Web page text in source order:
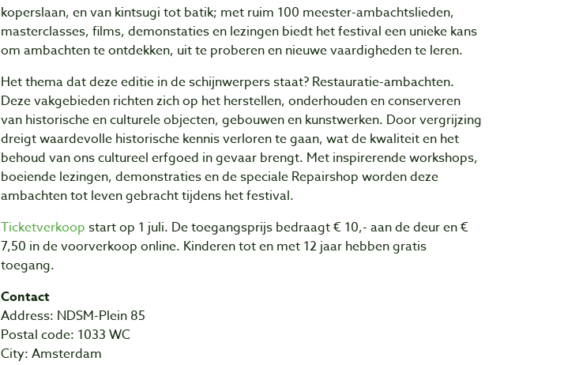
koperslaan, en van kintsugi tot batik; met ruim 100 meester-ambachtslieden,
masterclasses, films, demonstaties en lezingen biedt het festival een unieke kans
om ambachten te ontdekken, uit te proberen en nieuwe vaardigheden te leren.
Het thema dat deze editie in de schijnwerpers staat? Restauratie-ambachten.
Deze vakgebieden richten zich op het herstellen, onderhouden en conserveren
van historische en culturele objecten, gebouwen en kunstwerken. Door vergrijzing
dreigt waardevolle historische kennis verloren te gaan, wat de kwaliteit en het
behoud van ons cultureel erfgoed in gevaar brengt. Met inspirerende workshops,
boeiende lezingen, demonstraties en de speciale Repairshop worden deze
ambachten tot leven gebracht tijdens het festival.
Ticketverkoop start op 1 juli. De toegangsprijs bedraagt € 10,- aan de deur en €
7,50 in de voorverkoop online. Kinderen tot en met 12 jaar hebben gratis
toegang.
Contact
Address: NDSM-Plein 85
Postal code: 1033 WC
City: Amsterdam